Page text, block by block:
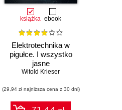
książka ebook
Elektrotechnika w
pigułce. I wszystko
jasne
Witold Krieser
(29,94 zł najniższa cena z 30 dni)